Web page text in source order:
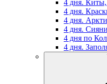
4 дня. Киты,
4 дня.
4 дня.
4 дня.
4 дня по
4 дня.